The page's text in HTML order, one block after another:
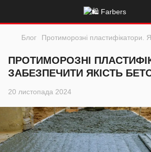
Блог Протиморозні пластифікатори.
ПРОТИМОРОЗНІ
ЗАБЕЗПЕЧИТИ ЯКІСТЬ
20 листопада 2024